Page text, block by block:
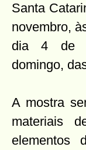
Santa
novembro,
dia 4 de
domingo,
A mostra
materiais
elementos